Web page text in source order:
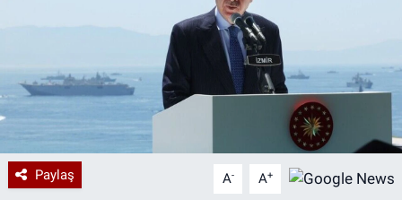
Paylaş A- A+
Ramazan